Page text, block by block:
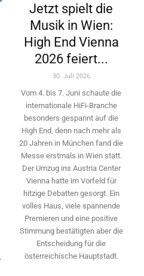
Jetzt spielt die
Musik in Wien:
High End Vienna
2026 feiert...
30. Juli 2026
Vom 4. bis 7. Juni schaute die
internationale HiFi-Branche
besonders gespannt auf die
High End, denn nach mehr als
20 Jahren in München fand die
Messe erstmals in Wien statt.
Der Umzug ins Austria Center
Vienna hatte im Vorfeld für
hitzige Debatten gesorgt. Ein
volles Haus, viele spannende
Premieren und eine positive
Stimmung bestätigten aber die
Entscheidung für die
österreichische Hauptstadt.